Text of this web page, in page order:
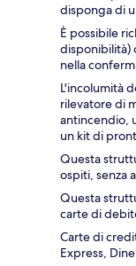
disponga di
È possibile
disponibilità)
nella
L'incolumità
rilevatore di
antincendio,
un kit di
Questa
ospiti, senza
Questa
carte di
Carte di
Express,